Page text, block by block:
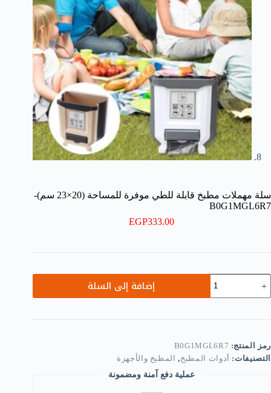
سلة مهملات مطبخ قابلة للطي موفرة للمساحة (20×23 سم)-
B0G1MGL6R7
EGP333.00
سلة
مهملات
قابلة
موفرة
للمساحة
(20×23
سم)-
B0G1MGL6R7
إضافة إلى السلة
رمز المنتج: B0G1MGL6R7
التصنيفات: أدوات المطبخ,
المطبخ والأجهزة
عملية دفع آمنة ومضمونة